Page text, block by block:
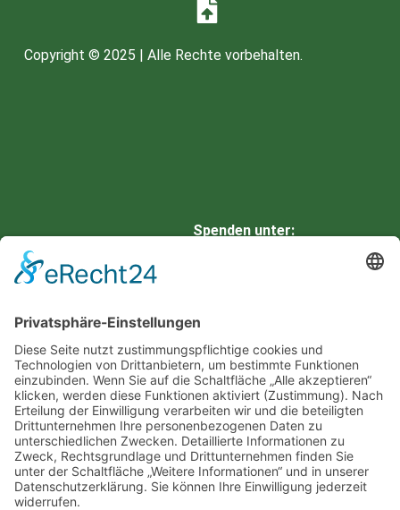
Copyright © 2025 | Alle Rechte vorbehalten.
Spenden unter:
BIC: NOLADE21HRZ
Eine neue Website von